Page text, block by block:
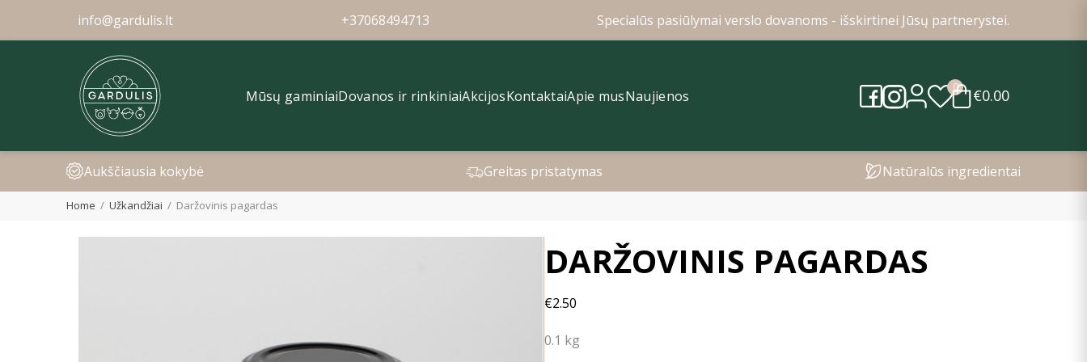
info@gardulis.lt +37068494713 Specialūs pasiūlymai verslo dovanoms - išskirtinei Jūsų partnerystei.
Mūsų gaminiaiDovanos ir rinkiniaiAkcijosKontaktaiApie musNaujienos
0 €0.00
Aukščiausia kokybė Greitas pristatymas Natūralūs ingredientai
Home Užkandžiai Daržovinis pagardas
DARŽOVINIS PAGARDAS
€2.50
0.1 kg